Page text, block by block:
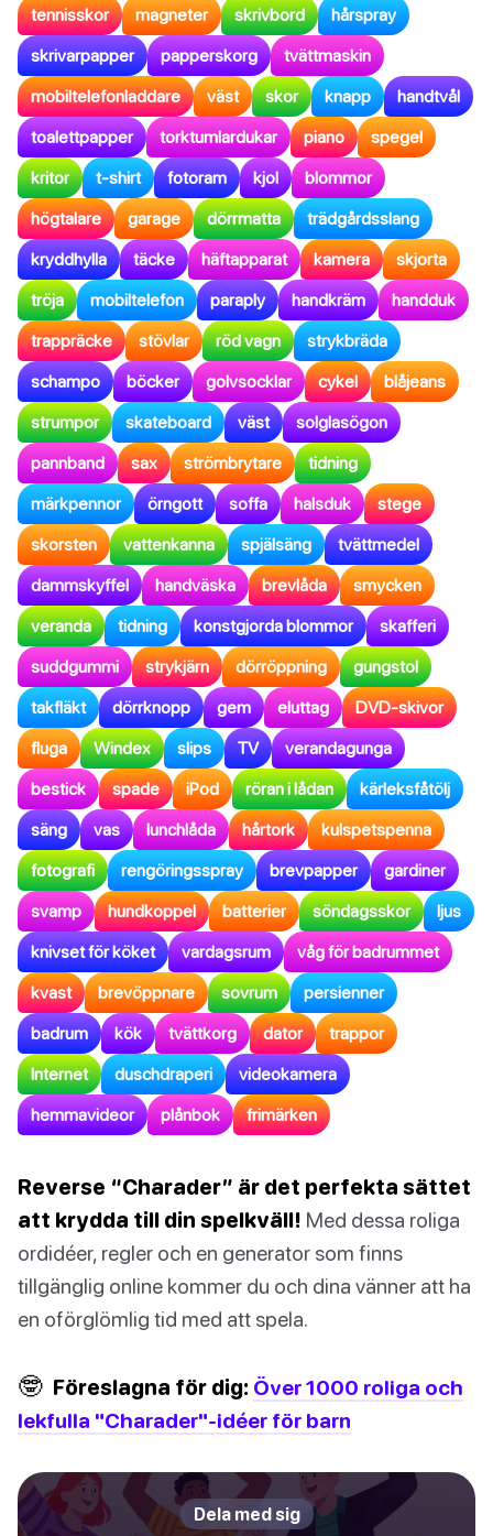
tennisskor magneter skrivbord hårspray
skrivarpapper papperskorg tvättmaskin
mobiltelefonladdare väst skor knapp handtvål
toalettpapper torktumlardukar piano spegel
kritor t-shirt fotoram kjol blommor
högtalare garage dörrmatta trädgårdsslang
kryddhylla täcke häftapparat kamera skjorta
tröja mobiltelefon paraply handkräm handduk
trappräcke stövlar röd vagn strykbräda
schampo böcker golvsocklar cykel blåjeans
strumpor skateboard väst solglasögon
pannband sax strömbrytare tidning
märkpennor örngott soffa halsduk stege
skorsten vattenkanna spjälsäng tvättmedel
dammskyffel handväska brevlåda smycken
veranda tidning konstgjorda blommor skafferi
suddgummi strykjärn dörröppning gungstol
takfläkt dörrknopp gem eluttag DVD-skivor
fluga Windex slips TV verandagunga
bestick spade iPod röran i lådan kärleksfåtölj
säng vas lunchlåda hårtork kulspetspenna
fotografi rengöringsspray brevpapper gardiner
svamp hundkoppel batterier söndagsskor ljus
knivset för köket vardagsrum våg för badrummet
kvast brevöppnare sovrum persienner
badrum kök tvättkorg dator trappor
Internet duschdraperi videokamera
hemmavideor plånbok frimärken
Reverse “Charader” är det perfekta sättet
att krydda till din spelkväll! Med dessa roliga
ordidéer, regler och en generator som finns
tillgänglig online kommer du och dina vänner att ha
en oförglömlig tid med att spela.
🤓 Föreslagna för dig: Över 1000 roliga och
lekfulla "Charader"-idéer för barn
Dela med sig